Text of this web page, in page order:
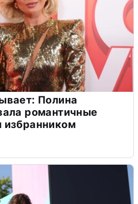
Полина
романтичные